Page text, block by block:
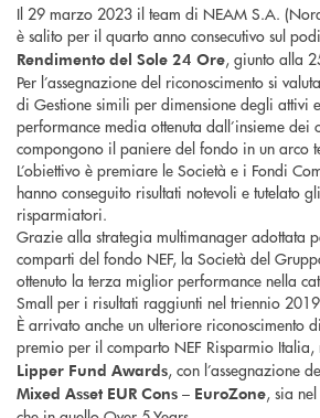
Il 29 marzo 2023 il team di NEAM S.A.
è salito per il quarto anno consecutivo sul
Rendimento del Sole 24 Ore, giunto alla
Per l’assegnazione del riconoscimento si
di Gestione simili per dimensione degli attivi
performance media ottenuta dall’insieme dei
compongono il paniere del fondo in un arco
L’obiettivo è premiare le Società e i Fondi
hanno conseguito risultati notevoli e tutelato
risparmiatori.
Grazie alla strategia multimanager adottata
comparti del fondo NEF, la Società del
ottenuto la terza miglior performance nella
Small per i risultati raggiunti nel triennio
È arrivato anche un ulteriore riconoscimento
premio per il comparto NEF Risparmio Italia,
Lipper Fund Awards, con l’assegnazione
Mixed Asset EUR Cons – EuroZone, sia